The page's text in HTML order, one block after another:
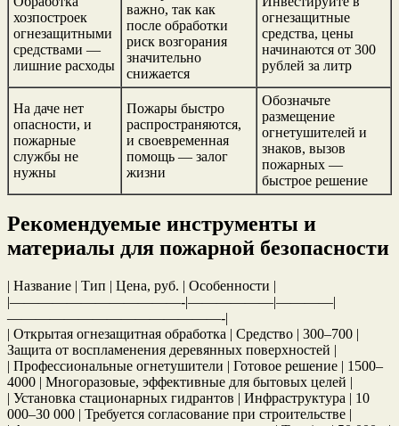
хозпостроек
огнезащитными
средствами —
лишние расходы
важно, так как
после обработки
риск возгорания
значительно
снижается
огнезащитные
средства, цены
начинаются от 300
рублей за литр
На даче нет
опасности, и
пожарные
службы не
нужны
Пожары быстро
распространяются,
и своевременная
помощь — залог
жизни
Обозначьте
размещение
огнетушителей и
знаков, вызов
пожарных —
быстрое решение
Рекомендуемые инструменты и
материалы для пожарной безопасности
| Название | Тип | Цена, руб. | Особенности |
|————————————-|——————|————|
———————————————-|
| Открытая огнезащитная обработка | Средство | 300–700 |
Защита от воспламенения деревянных поверхностей |
| Профессиональные огнетушители | Готовое решение | 1500–
4000 | Многоразовые, эффективные для бытовых целей |
| Установка стационарных гидрантов | Инфраструктура | 10
000–30 000 | Требуется согласование при строительстве |